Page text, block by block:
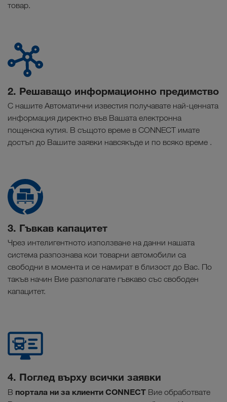
товар.
2. Решаващо информационно предимство
С нашите Автоматични известия получавате най-ценната
информация директно във Вашата електронна
пощенска кутия. В същото време в CONNECT имате
достъп до Вашите заявки навсякъде и по всяко време .
3. Гъвкав капацитет
Чрез интелигентното използване на данни нашата
система разпознава кои товарни автомобили са
свободни в момента и се намират в близост до Вас. По
такъв начин Вие разполагате гъвкаво със свободен
капацитет.
4. Поглед върху всички заявки
В портала ни за клиенти CONNECT Вие обработвате